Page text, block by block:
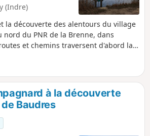
(Indre)
la découverte des alentours du village
nord du PNR de la Brenne, dans
et chemins traversent d'abord la
et le Marais de l'Ozance.
à la découverte
Baudres